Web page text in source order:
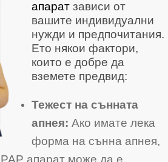
апарат зависи от
вашите индивидуални
нужди и предпочитания.
Ето някои фактори,
които е добре да
вземете предвид:
Тежест на сънната
апнея: Ако имате лека
форма на сънна апнея,
апарат може да е